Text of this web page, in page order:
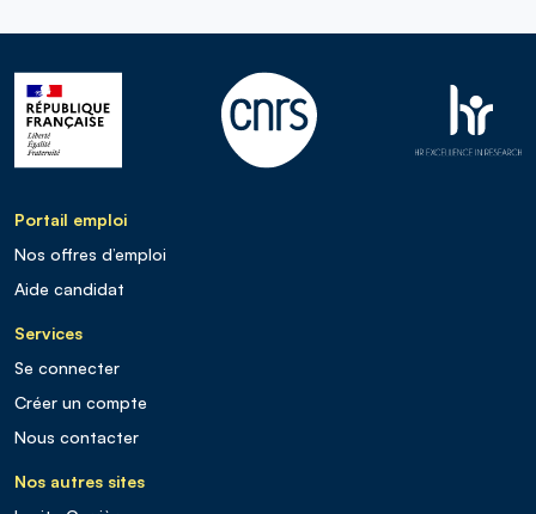
Portail emploi
Nos offres d’emploi
Aide candidat
Services
Se connecter
Créer un compte
Nous contacter
Nos autres sites